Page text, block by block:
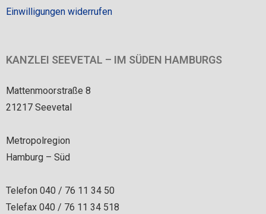
Einwilligungen widerrufen
KANZLEI SEEVETAL – IM SÜDEN HAMBURGS
Mattenmoorstraße 8
21217 Seevetal
Metropolregion
Hamburg – Süd
Telefon 040 / 76 11 34 50
Telefax 040 / 76 11 34 518